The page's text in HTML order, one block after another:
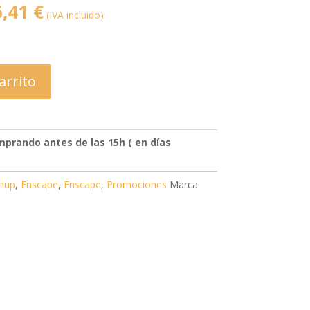
€.
€El
precio
es:
(IVA incluido)
antes de las 15h ( en días
, Enscape, Enscape, Promociones Marca: